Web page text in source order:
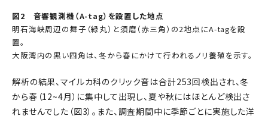
図2 音響観測機（A-tag）を設置した地点
明石海峡周辺の舞子（緑丸）と須磨（赤三角）の2地点にA-tagを設
置。
大阪湾内の黒い四角は、冬から春にかけて行われるノリ養殖を示す。
解析の結果、マイルカ科のクリック音は合計253回検出され、冬
から春（12~4月）に集中して出現し、夏や秋にはほとんど検出さ
れませんでした（図3）。また、調査期間中に季節ごとに実施した洋